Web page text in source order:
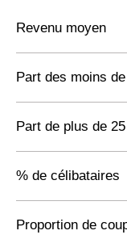
Revenu moyen
Part des moins
Part de plus de
% de célibataires
Proportion de